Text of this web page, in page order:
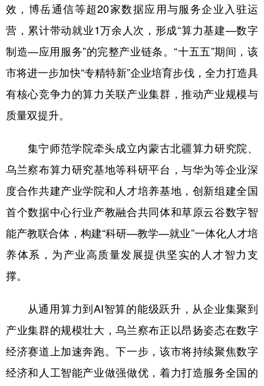
效，博岳通信等超20家数据应用与服务企业入驻运
营，累计带动就业1万余人次，形成“算力基建—数字
制造—应用服务”的完整产业链条。“十五五”期间，该
市将进一步加快“专精特新”企业培育步伐，全力打造具
有核心竞争力的算力关联产业集群，推动产业规模与
质量双提升。
集宁师范学院牵头成立内蒙古北疆算力研究院、
乌兰察布算力研究基地等科研平台，与华为等企业深
度合作共建产业学院和人才培养基地，创新组建全国
首个数据中心行业产教融合共同体和草原云谷数字智
能产教联合体，构建“科研—教学—就业”一体化人才培
养体系，为产业高质量发展提供坚实的人才智力支
撑。
从通用算力到AI智算的能级跃升，从企业集聚到
产业集群的规模壮大，乌兰察布正以昂扬姿态在数字
经济赛道上加速奔跑。下一步，该市将持续聚焦数字
经济和人工智能产业做强做优，着力打造服务全国的